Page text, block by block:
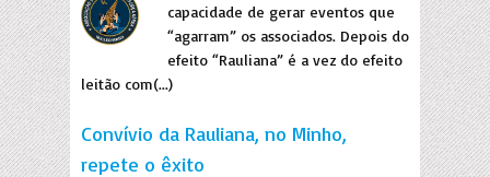
capacidade de gerar eventos que
“agarram” os associados. Depois do
efeito “Rauliana” é a vez do efeito
leitão com(...)
Convívio da Rauliana, no Minho,
repete o êxito